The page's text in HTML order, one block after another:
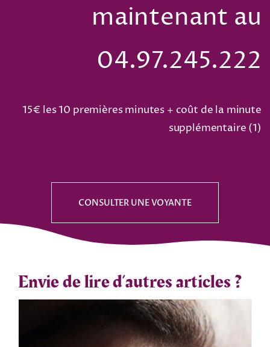
maintenant au
04.97.245.222
15€ les 10 premières minutes + coût de la minute
supplémentaire (1)
CONSULTER UNE VOYANTE
Envie de lire d’autres articles ?